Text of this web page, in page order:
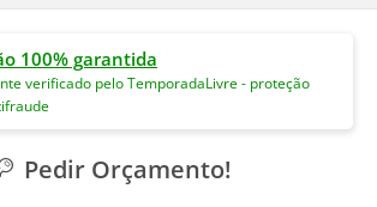
100% garantida
verificado pelo TemporadaLivre - proteção
Pedir Orçamento!